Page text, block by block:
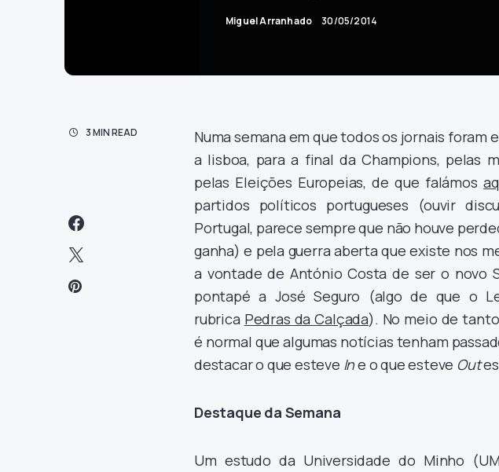
Miguel Arranhado 30/05/2014
3 MIN READ
Numa semana em que todos os jornais foram
a lisboa, para a final da Champions, pelas
pelas Eleições Europeias, de que falámos
partidos políticos portugueses (ouvir
Portugal, parece sempre que não houve
ganha) e pela guerra aberta que existe nos
a vontade de António Costa de ser o novo
pontapé a José Seguro (algo de que o
rubrica Pedras da Calçada). No meio de
é normal que algumas notícias tenham
destacar o que esteve Ine o que esteve Out
Destaque da Semana
Um estudo da Universidade do Minho